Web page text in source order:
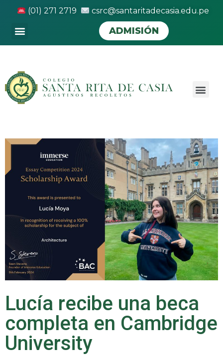
(01) 271 2719 csrc@santaritadecasia.edu.pe
ADMISIÓN
Lucía recibe una beca
completa en Cambridge
University